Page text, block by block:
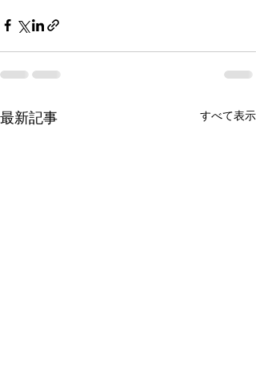
最新記事 すべて表示